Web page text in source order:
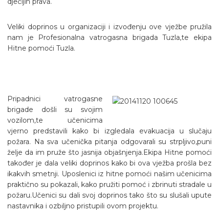
Veliki doprinos u organizaciji i izvođenju ove vježbe pružila
nam je Profesionalna vatrogasna brigada Tuzla,te ekipa
Hitne pomoći Tuzla.
Pripadnici vatrogasne
brigade došli su svojim
vozilom,te učenicima
vjerno predstavili kako bi izgledala evakuacija u slučaju
požara. Na sva učenička pitanja odgovarali su strpljivo,puni
želje da im pruže što jasnija objašnjenja.Ekipa Hitne pomoći
također je dala veliki doprinos kako bi ova vježba prošla bez
ikakvih smetnji. Uposlenici iz hitne pomoći našim učenicima
praktično su pokazali, kako pružiti pomoć i zbrinuti stradale u
požaru.Učenici su dali svoj doprinos tako što su slušali upute
nastavnika i ozbiljno pristupili ovom projektu.